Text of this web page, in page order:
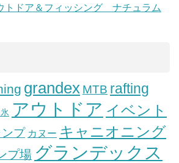
grandex MTB rafting
アウトドア イベント
プ カヌー キャニオニング
プ場 グランデックス